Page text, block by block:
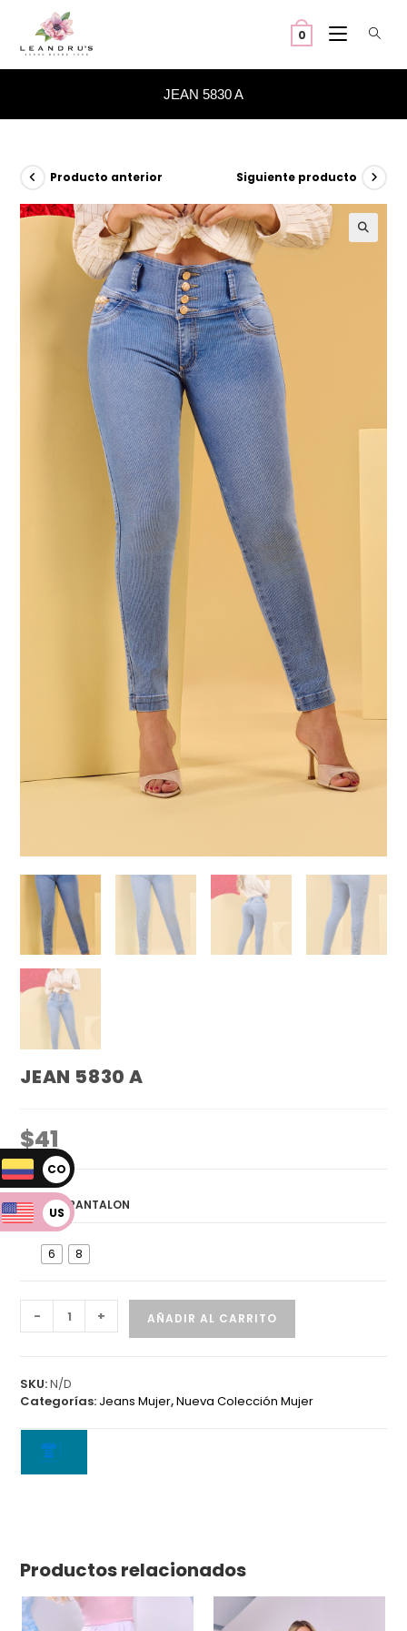
contenido
0
JEAN 5830 A
Producto anterior Siguiente producto
JEAN 5830 A
$41
TALLA PANTALON
6 8
5830
- + AÑADIR AL CARRITO
SKU:N/D
Categorías: Jeans Mujer,Nueva Colección Mujer
Productos relacionados
CO
P
US
D